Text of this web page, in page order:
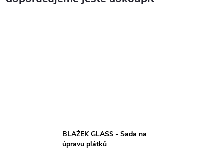
BLAŽEK GLASS - Sada na
úpravu plátků